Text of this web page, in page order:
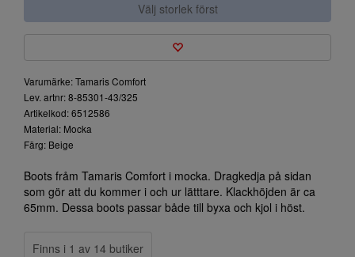
Välj storlek först
Varumärke: Tamaris Comfort
Lev. artnr: 8-85301-43/325
Artikelkod: 6512586
Material: Mocka
Färg: Beige
Boots fråm Tamaris Comfort i mocka. Dragkedja på sidan
som gör att du kommer i och ur lätttare. Klackhöjden är ca
65mm. Dessa boots passar både till byxa och kjol i höst.
Finns i 1 av 14 butiker